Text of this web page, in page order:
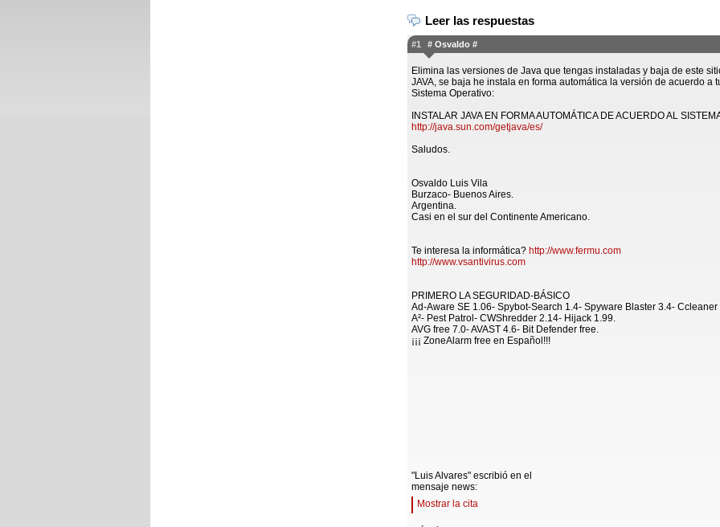
Leer las respuestas
#1 # Osvaldo #
Elimina las versiones de Java que tengas instaladas y baja de este
JAVA, se baja he instala en forma automática la versión de acuerdo a
Sistema Operativo:
INSTALAR JAVA EN FORMA AUTOMÁTICA DE ACUERDO AL
http://java.sun.com/getjava/es/
Saludos.
Osvaldo Luis Vila
Burzaco- Buenos Aires.
Argentina.
Casi en el sur del Continente Americano.
Te interesa la informática? http://www.fermu.com
http://www.vsantivirus.com
PRIMERO LA SEGURIDAD-BÁSICO
Ad-Aware SE 1.06- Spybot-Search 1.4- Spyware Blaster 3.4- Ccleaner
A²- Pest Patrol- CWShredder 2.14- Hijack 1.99.
AVG free 7.0- AVAST 4.6- Bit Defender free.
¡¡¡ ZoneAlarm free en Español!!!
"Luis Alvares" escribió en el
mensaje news:
Mostrar la cita